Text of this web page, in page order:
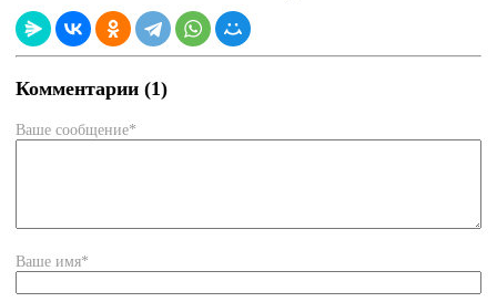
Комментарии (1)
Ваше сообщение*
Ваше имя*